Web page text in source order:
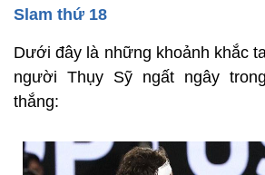
Slam thứ 18
Dưới đây là những khoảnh khắc
người Thụy Sỹ ngất ngây
thắng: